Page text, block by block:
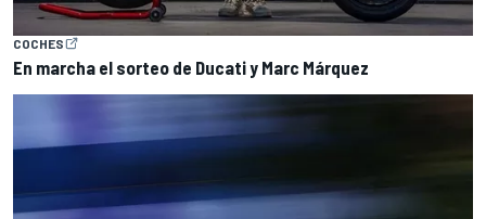
COCHES
En marcha el sorteo de Ducati y Marc Márquez